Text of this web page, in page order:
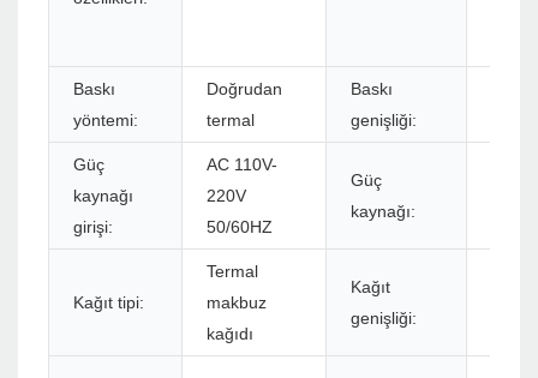
Baskı
yöntemi:
Doğrudan
termal
Baskı
genişliği:
Güç
kaynağı
girişi:
AC 110V-
220V
50/60HZ
Güç
kaynağı:
Kağıt tipi:
Termal
makbuz
kağıdı
Kağıt
genişliği: